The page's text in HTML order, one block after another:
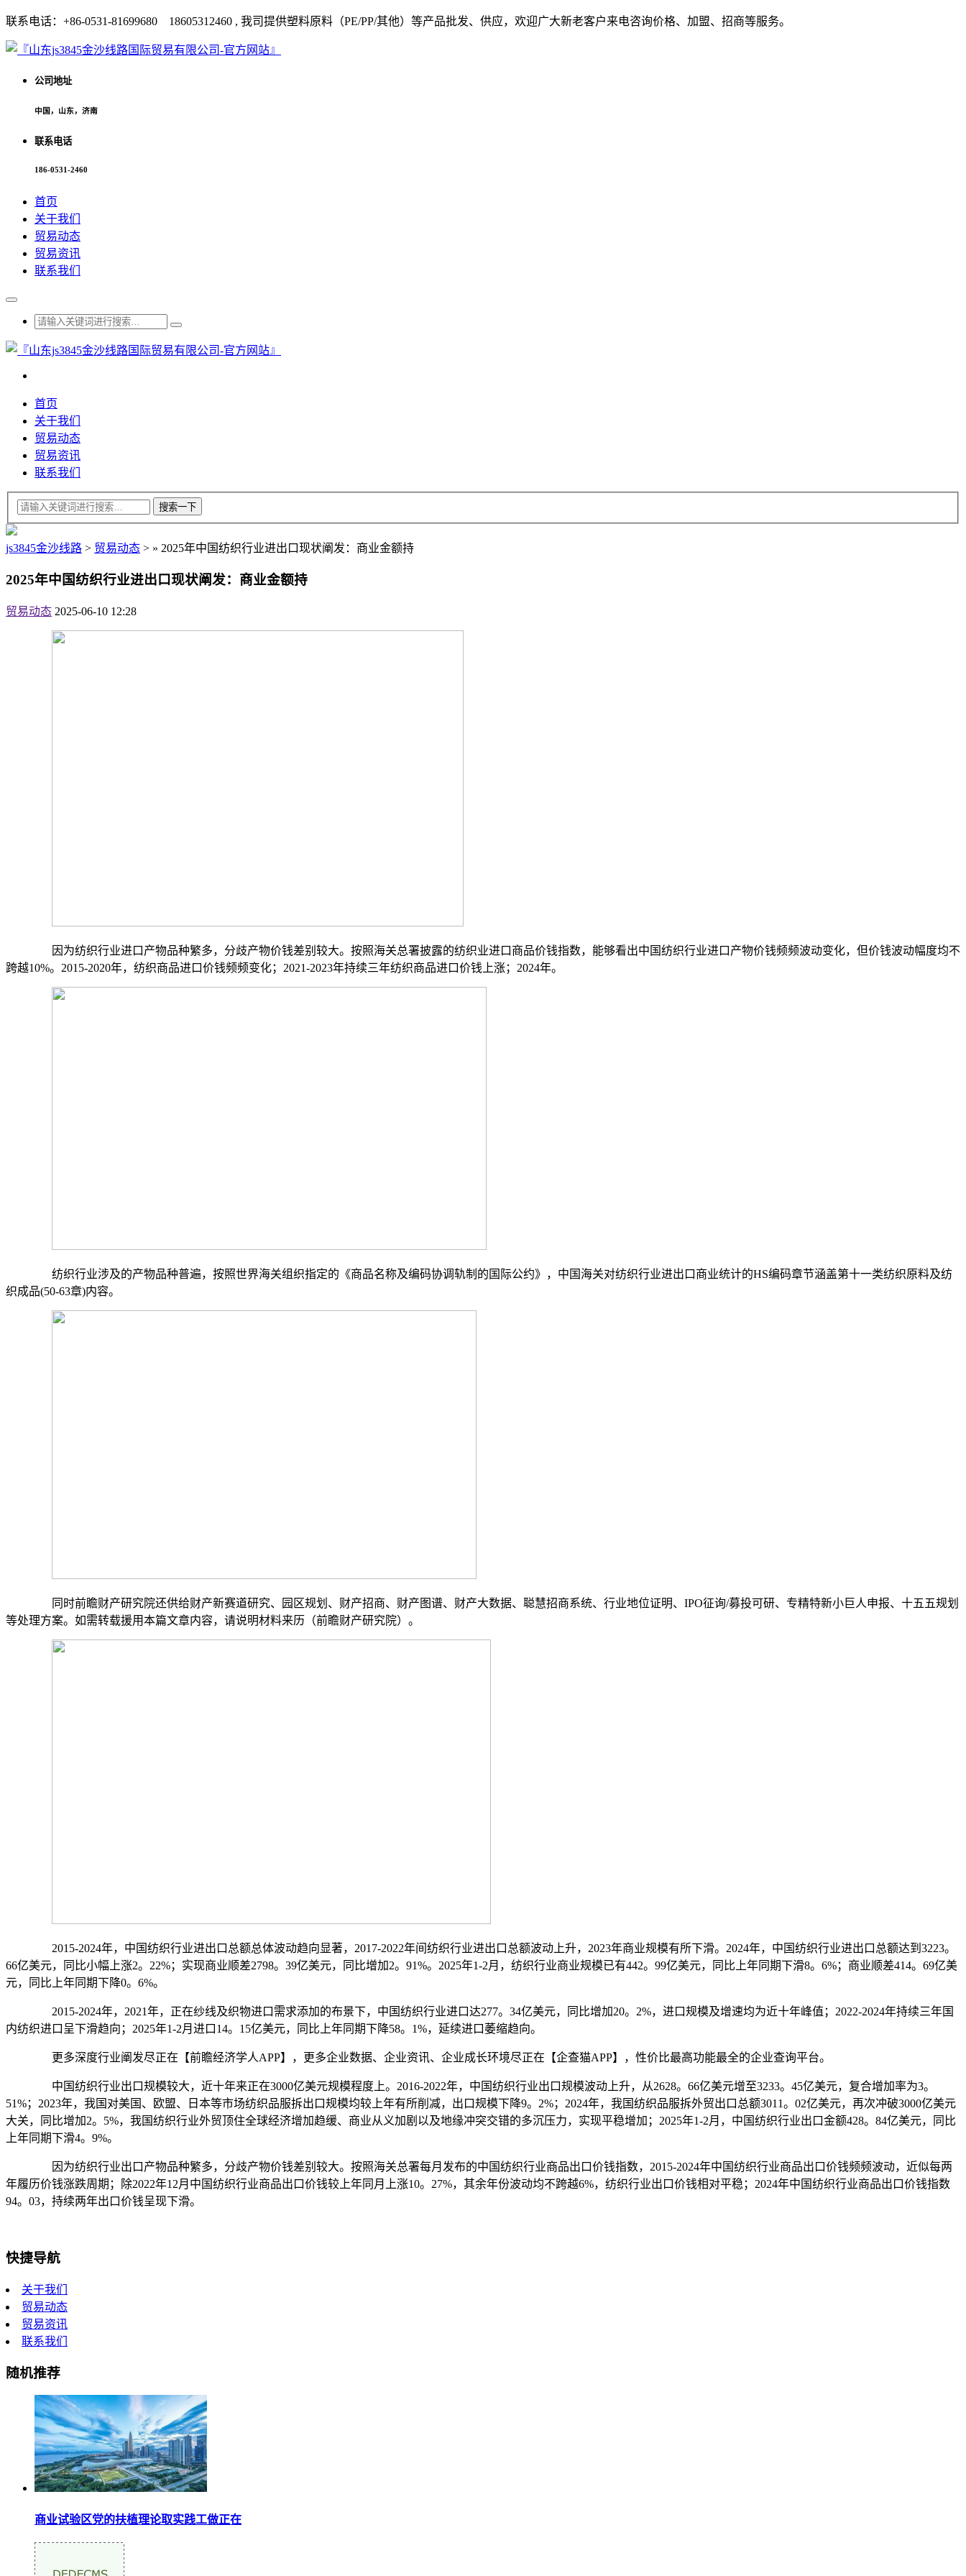
联系电话：+86-0531-81699680 18605312460 , 我司提供塑料原料（PE/PP/其他）等产品批发、供应，欢迎广大新老客户来电咨询价格、加盟、招商等服务。
公司地址
中国，山东，济南
联系电话
186-0531-2460
首页
关于我们
贸易动态
贸易资讯
联系我们
首页
关于我们
贸易动态
贸易资讯
联系我们
js3845金沙线路 > 贸易动态 > » 2025年中国纺织行业进出口现状阐发：商业金额持
2025年中国纺织行业进出口现状阐发：商业金额持
贸易动态 2025-06-10 12:28
因为纺织行业进口产物品种繁多，分歧产物价钱差别较大。按照海关总署披露的纺织业进口商品价钱指数，能够看出中国纺织行业进口产物价钱频频波动变化，但价钱波动幅度均不
跨越10%。2015-2020年，纺织商品进口价钱频频变化；2021-2023年持续三年纺织商品进口价钱上涨；2024年。
纺织行业涉及的产物品种普遍，按照世界海关组织指定的《商品名称及编码协调轨制的国际公约》，中国海关对纺织行业进出口商业统计的HS编码章节涵盖第十一类纺织原料及纺
织成品(50-63章)内容。
同时前瞻财产研究院还供给财产新赛道研究、园区规划、财产招商、财产图谱、财产大数据、聪慧招商系统、行业地位证明、IPO征询/募投可研、专精特新小巨人申报、十五五规划
等处理方案。如需转载援用本篇文章内容，请说明材料来历（前瞻财产研究院）。
2015-2024年，中国纺织行业进出口总额总体波动趋向显著，2017-2022年间纺织行业进出口总额波动上升，2023年商业规模有所下滑。2024年，中国纺织行业进出口总额达到3223。
66亿美元，同比小幅上涨2。22%；实现商业顺差2798。39亿美元，同比增加2。91%。2025年1-2月，纺织行业商业规模已有442。99亿美元，同比上年同期下滑8。6%；商业顺差414。69亿美
元，同比上年同期下降0。6%。
2015-2024年，2021年，正在纱线及织物进口需求添加的布景下，中国纺织行业进口达277。34亿美元，同比增加20。2%，进口规模及增速均为近十年峰值；2022-2024年持续三年国
内纺织进口呈下滑趋向；2025年1-2月进口14。15亿美元，同比上年同期下降58。1%，延续进口萎缩趋向。
更多深度行业阐发尽正在【前瞻经济学人APP】，更多企业数据、企业资讯、企业成长环境尽正在【企查猫APP】，性价比最高功能最全的企业查询平台。
中国纺织行业出口规模较大，近十年来正在3000亿美元规模程度上。2016-2022年，中国纺织行业出口规模波动上升，从2628。66亿美元增至3233。45亿美元，复合增加率为3。
51%；2023年，我国对美国、欧盟、日本等市场纺织品服拆出口规模均较上年有所削减，出口规模下降9。2%；2024年，我国纺织品服拆外贸出口总额3011。02亿美元，再次冲破3000亿美元
大关，同比增加2。5%，我国纺织行业外贸顶住全球经济增加趋缓、商业从义加剧以及地缘冲突交错的多沉压力，实现平稳增加；2025年1-2月，中国纺织行业出口金额428。84亿美元，同比
上年同期下滑4。9%。
因为纺织行业出口产物品种繁多，分歧产物价钱差别较大。按照海关总署每月发布的中国纺织行业商品出口价钱指数，2015-2024年中国纺织行业商品出口价钱频频波动，近似每两
年履历价钱涨跌周期；除2022年12月中国纺织行业商品出口价钱较上年同月上涨10。27%，其余年份波动均不跨越6%，纺织行业出口价钱相对平稳；2024年中国纺织行业商品出口价钱指数
94。03，持续两年出口价钱呈现下滑。
快捷导航
关于我们
贸易动态
贸易资讯
联系我们
随机推荐
商业试验区党的扶植理论取实践工做正在